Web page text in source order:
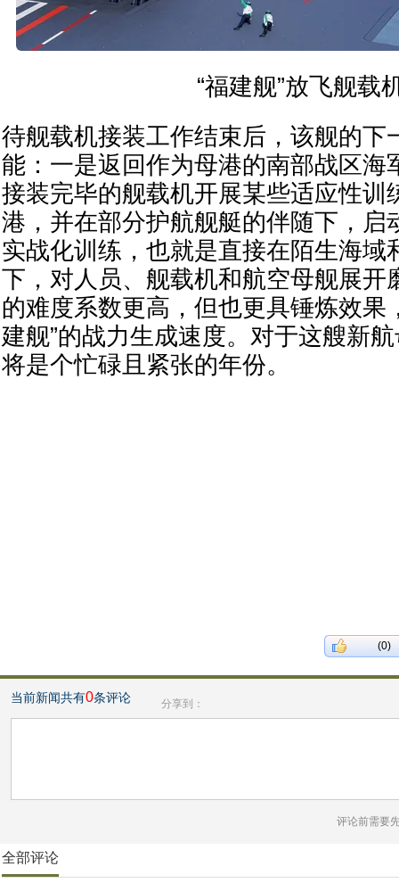
“福建舰”放飞舰载
待舰载机接装工作结束后，该舰的下
能：一是返回作为母港的南部战区海
接装完毕的舰载机开展某些适应性训
港，并在部分护航舰艇的伴随下，启
实战化训练，也就是直接在陌生海域
下，对人员、舰载机和航空母舰展开
的难度系数更高，但也更具锤炼效果
建舰”的战力生成速度。对于这艘新
将是个忙碌且紧张的年份。
(0)
当前新闻共有0条评论 分享到：
评论前需要
全部评论